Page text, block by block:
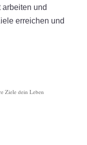
und
erreichen und
Ziele dein Leben